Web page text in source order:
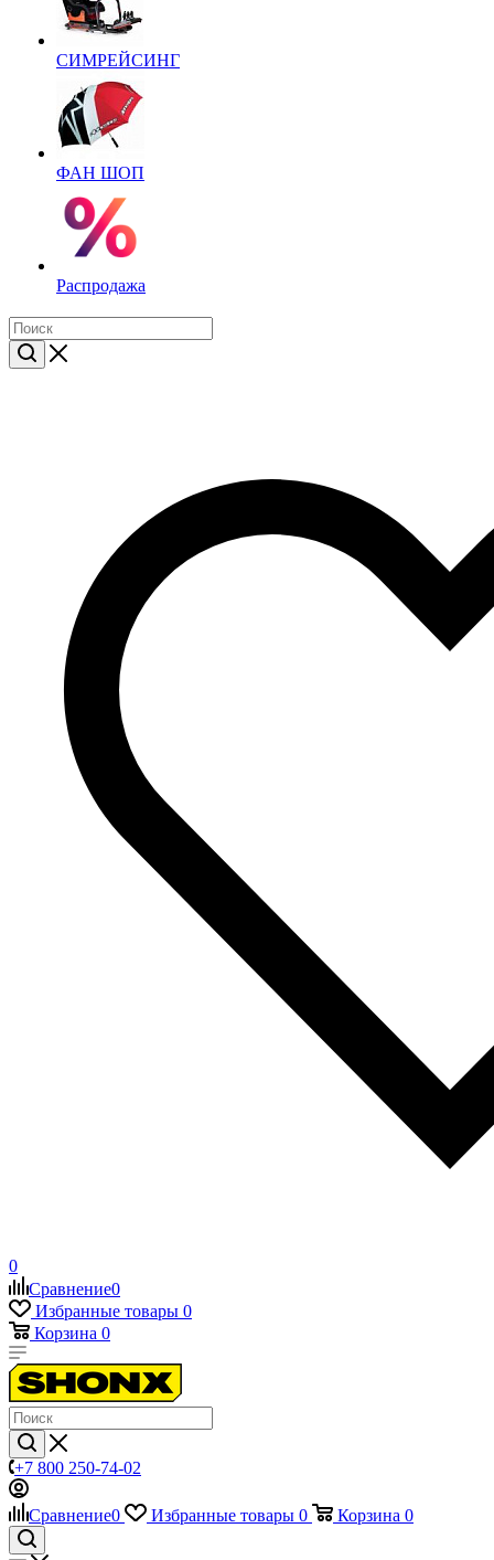
СИМРЕЙСИНГ
ФАН ШОП
Распродажа
0
Сравнение0
Избранные товары 0
Корзина 0
+7 800 250-74-02
Сравнение0 Избранные товары 0 Корзина 0